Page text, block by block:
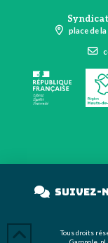
place de
Suivez-
Tous droits